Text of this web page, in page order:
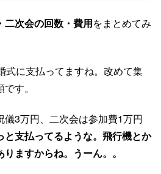
二次会の回数・費用をまとめてみ
式に支払ってますね。改めて集
す。
儀3万円、二次会は参加費1万円
と支払ってるような。飛行機とか
ますからね。うーん。。